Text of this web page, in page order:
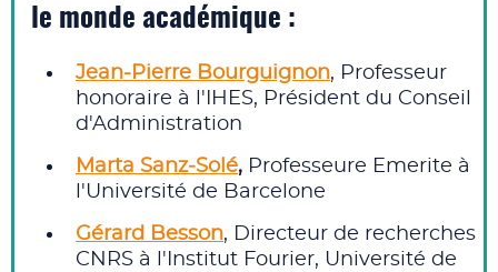
le monde académique :
Jean-Pierre Bourguignon, Professeur
honoraire à l'IHES, Président du Conseil
d'Administration
Marta Sanz‑Solé, Professeure Emerite à
l'Université de Barcelone
Gérard Besson, Directeur de recherches
CNRS à l'Institut Fourier, Université de